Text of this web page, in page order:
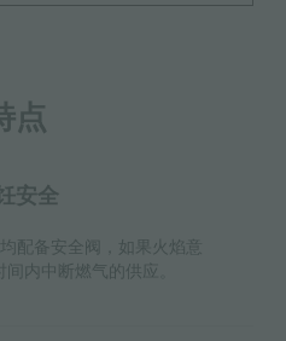
点
饪安全
配备安全阀，如果火焰意
内中断燃气的供应。